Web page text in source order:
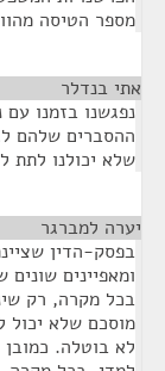
מספר הטיסה
אתי בנדלר
נפגשנו בזמנו
ההסברים שלהם
שלא יכולנו לתת
יערה למברגר
בפסק-הדין
ומאפיינים
בכל מקרה, רק
מוסכם שלא יכול
לא בוטלה. כמובן